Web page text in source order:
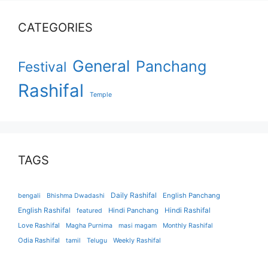
CATEGORIES
Festival General Panchang
Rashifal Temple
TAGS
bengali Bhishma Dwadashi Daily Rashifal
English Panchang
English Rashifal
featured Hindi Panchang
Hindi Rashifal
Love Rashifal
Magha Purnima masi magam Monthly Rashifal
Odia Rashifal tamil Telugu Weekly Rashifal